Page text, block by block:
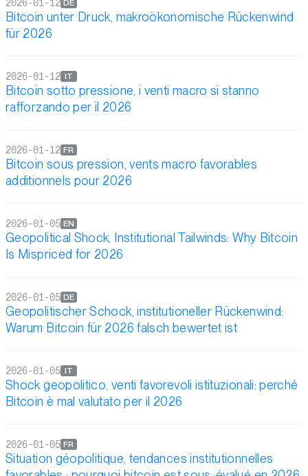
Bitcoin unter Druck, makroökonomische Rückenwind
für 2026
DE
2026-01-12
Bitcoin sotto pressione, i venti macro si stanno
rafforzando per il 2026
IT
2026-01-12
Bitcoin sous pression, vents macro favorables
additionnels pour 2026
FR
2026-01-12
Geopolitical Shock, Institutional Tailwinds: Why Bitcoin
Is Mispriced for 2026
EN
2026-01-05
Geopolitischer Schock, institutioneller Rückenwind:
Warum Bitcoin für 2026 falsch bewertet ist
DE
2026-01-05
Shock geopolitico, venti favorevoli istituzionali: perché
Bitcoin è mal valutato per il 2026
IT
2026-01-05
Situation géopolitique, tendances institutionnelles
FR
2026-01-05